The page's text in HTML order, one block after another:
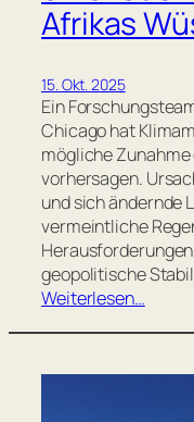
Afrikas
15. Okt. 2025
Ein
Chicago hat
mögliche
vorhersagen.
und sich ändernde
vermeintliche
geopolitische
Weiterlesen…